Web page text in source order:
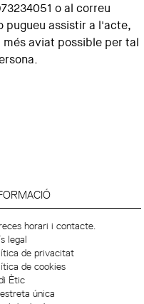
o al correu
pugueu assistir a l'acte,
més aviat possible per tal
horari i contacte.
legal
de privacitat
de cookies
Ètic
única